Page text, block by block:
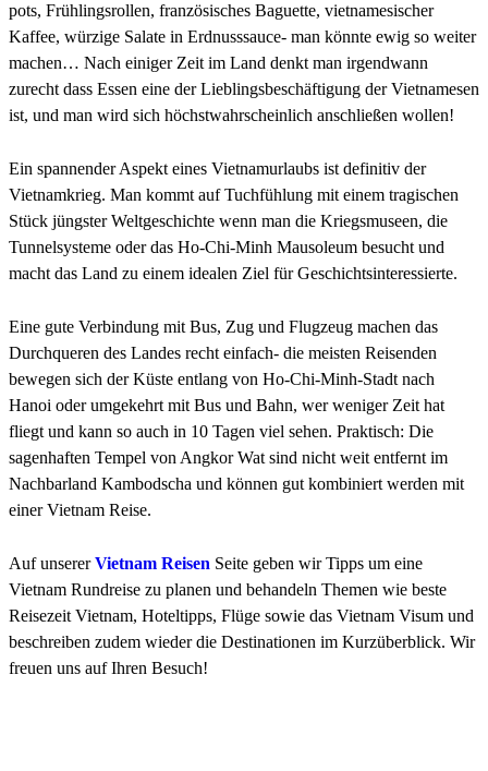
pots, Frühlingsrollen, französisches Baguette, vietnamesischer
Kaffee, würzige Salate in Erdnusssauce- man könnte ewig so weiter
machen… Nach einiger Zeit im Land denkt man irgendwann
zurecht dass Essen eine der Lieblingsbeschäftigung der Vietnamesen
ist, und man wird sich höchstwahrscheinlich anschließen wollen!
Ein spannender Aspekt eines Vietnamurlaubs ist definitiv der
Vietnamkrieg. Man kommt auf Tuchfühlung mit einem tragischen
Stück jüngster Weltgeschichte wenn man die Kriegsmuseen, die
Tunnelsysteme oder das Ho-Chi-Minh Mausoleum besucht und
macht das Land zu einem idealen Ziel für Geschichtsinteressierte.
Eine gute Verbindung mit Bus, Zug und Flugzeug machen das
Durchqueren des Landes recht einfach- die meisten Reisenden
bewegen sich der Küste entlang von Ho-Chi-Minh-Stadt nach
Hanoi oder umgekehrt mit Bus und Bahn, wer weniger Zeit hat
fliegt und kann so auch in 10 Tagen viel sehen. Praktisch: Die
sagenhaften Tempel von Angkor Wat sind nicht weit entfernt im
Nachbarland Kambodscha und können gut kombiniert werden mit
einer Vietnam Reise.
Auf unsererVietnam Reisen Seite geben wir Tipps um eine
Vietnam Rundreise zu planen und behandeln Themen wie beste
Reisezeit Vietnam, Hoteltipps, Flüge sowie das Vietnam Visum und
beschreiben zudem wieder die Destinationen im Kurzüberblick. Wir
freuen uns auf Ihren Besuch!